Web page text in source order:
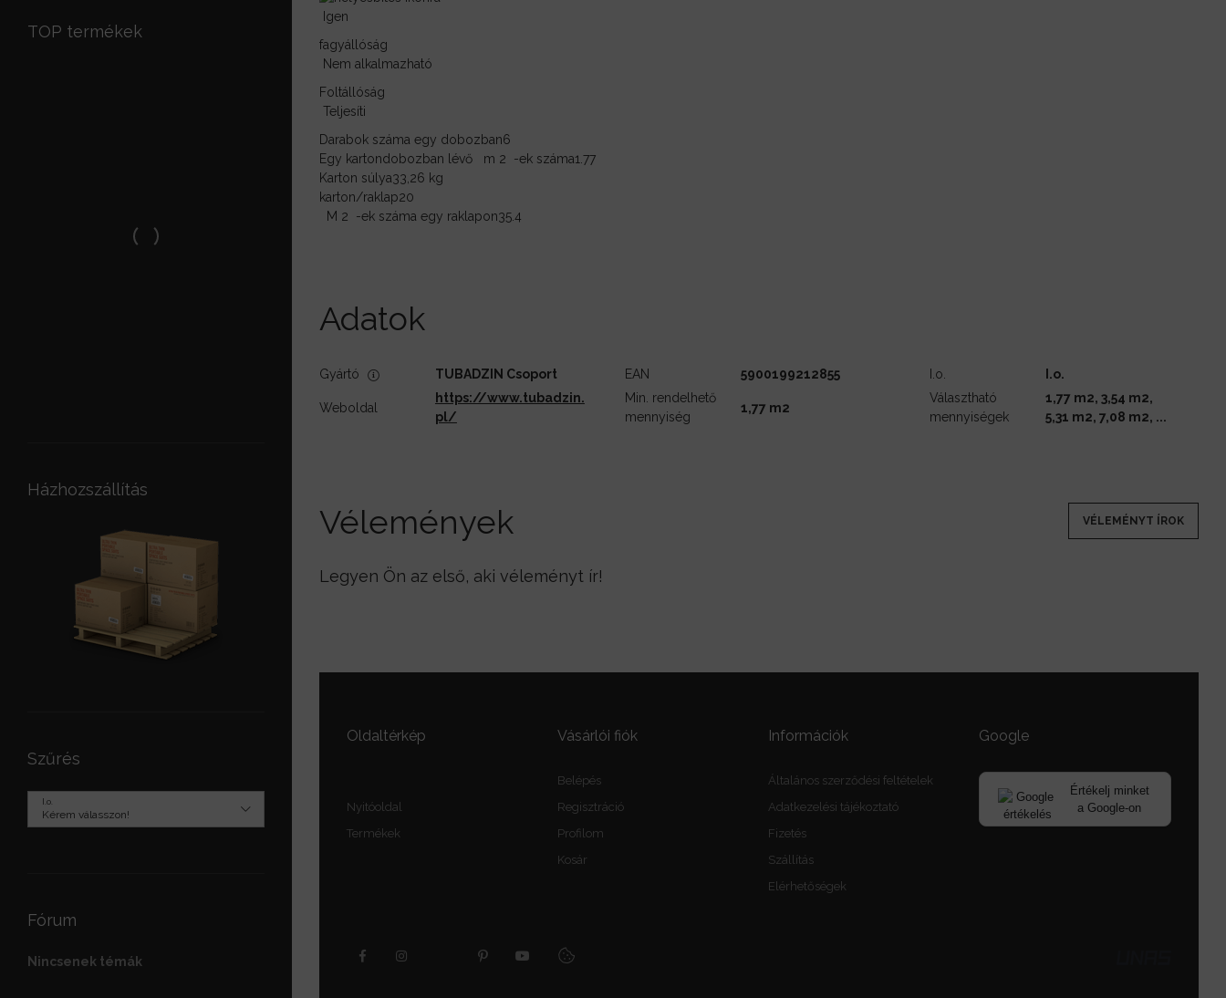
TOP termékek
Házhozszállítás
Szűrés
I.o.
Fórum
Nincsenek témák
Igen
fagyállóság
Nem alkalmazható
Foltállóság
Teljesíti
Darabok száma egy dobozban6
Egy kartondobozban lévő
m 2 -ek száma1.77
Karton súlya33,26 kg
karton/raklap20
M 2 -ek száma egy raklapon35.4
Adatok
Gyártó TUBADZIN Csoport EAN 5900199212855 I.o. I.o.
Weboldal
https://www.tubadzin.
pl/
Min. rendelhető
mennyiség
1,77 m2
Választható
mennyiségek
1,77 m2, 3,54 m2,
5,31 m2, 7,08 m2, ...
Vélemények VÉLEMÉNYT ÍROK
Legyen Ön az első, aki véleményt ír!
Oldaltérkép
Nyitóoldal
Termékek
Vásárlói fiók
Belépés
Regisztráció
Profilom
Kosár
Információk
Általános szerződési feltételek
Adatkezelési tájékoztató
Fizetés
Szállítás
Elérhetőségek
Google
Értékelj minket
a Google-on